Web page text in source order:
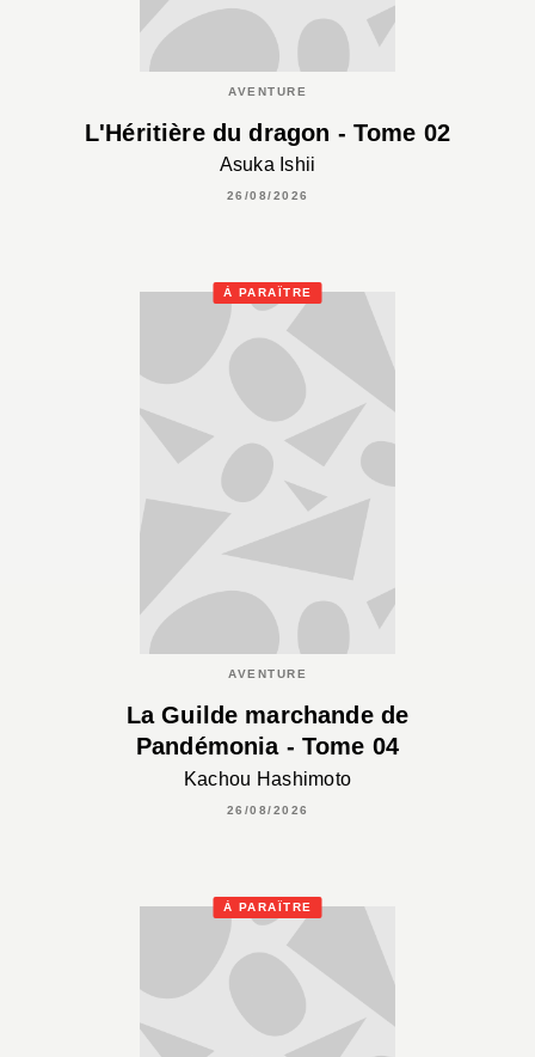
AVENTURE
L'Héritière du dragon - Tome 02
Asuka Ishii
26/08/2026
À PARAÎTRE
AVENTURE
La Guilde marchande de
Pandémonia - Tome 04
Kachou Hashimoto
26/08/2026
À PARAÎTRE